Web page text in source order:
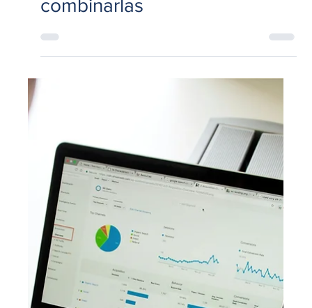
19 mar 6 min de lectura
Marketing
Diferencia entre investigación
cualitativa y cuantitativa: cuál
necesitas y cuándo conviene